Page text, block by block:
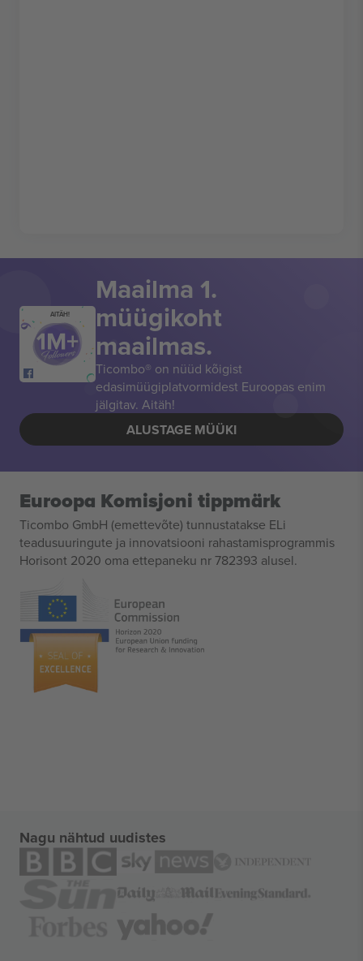
AITÄH!
Maailma 1.
müügikoht
maailmas.
Ticombo® on nüüd kõigist
edasimüügiplatvormidest Euroopas enim
jälgitav. Aitäh!
ALUSTAGE MÜÜKI
Euroopa Komisjoni tippmärk
Ticombo GmbH (emettevõte) tunnustatakse ELi
teadusuuringute ja innovatsiooni rahastamisprogrammis
Horisont 2020 oma ettepaneku nr 782393 alusel.
Nagu nähtud uudistes